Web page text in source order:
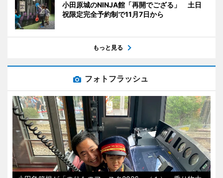
小田原城のNINJA館「再開でござる」 土日
祝限定完全予約制で11月7日から
もっと見る
フォトフラッシュ